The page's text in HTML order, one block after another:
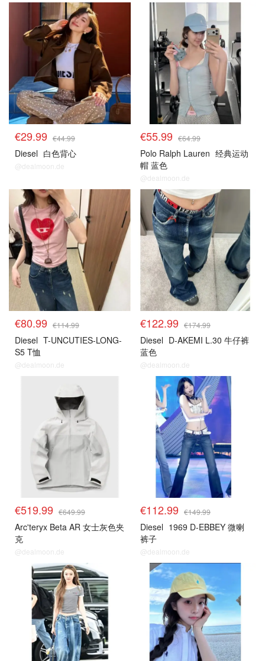
€29.99 €44.99
Diesel 白色背心
@dealmoon.de
€55.99 €64.99
Polo Ralph Lauren 经典运动
帽 蓝色
@dealmoon.de
€80.99 €114.99
Diesel T-UNCUTIES-LONG-
S5 T恤
@dealmoon.de
€122.99 €174.99
Diesel D-AKEMI L.30 牛仔裤
蓝色
@dealmoon.de
€519.99 €649.99
Arc'teryx Beta AR 女士灰色夹
克
@dealmoon.de
€112.99 €149.99
Diesel 1969 D-EBBEY 微喇
裤子
@dealmoon.de